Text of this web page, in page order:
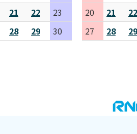
21 22
23
28 29 30
20
21
22
27
28 29